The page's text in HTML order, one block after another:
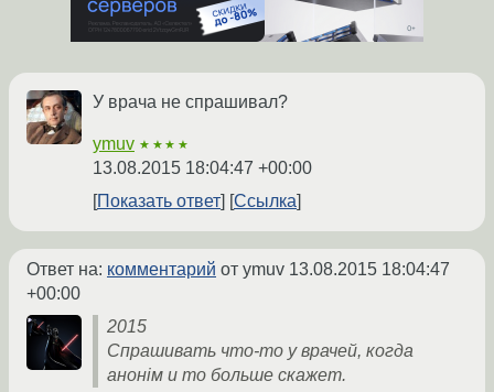
У врача не спрашивал?
ymuv ★★★★
13.08.2015 18:04:47 +00:00
Показать ответ
Ссылка
Ответ на: комментарий от ymuv 13.08.2015 18:04:47
+00:00
2015
Спрашивать что-то у врачей, когда
анонiм и то больше скажет.